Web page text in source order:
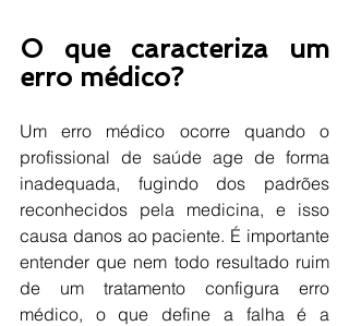
O que caracteriza um
erro médico?
Um erro médico ocorre quando o
profissional de saúde age de forma
inadequada, fugindo dos padrões
reconhecidos pela medicina, e isso
causa danos ao paciente. É importante
entender que nem todo resultado ruim
de um tratamento configura erro
médico, o que define a falha é a